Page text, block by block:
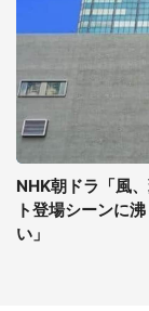
NHK朝ドラ「風
ト登場シーンに
い」